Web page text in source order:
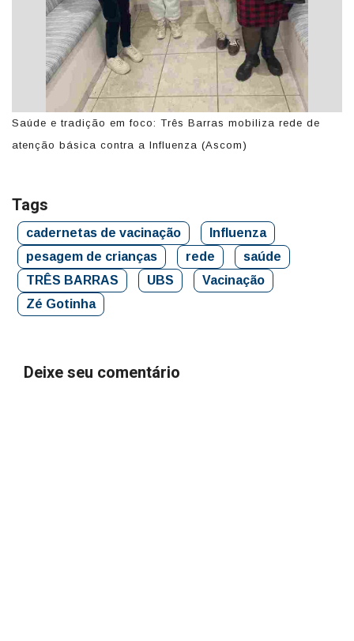
Saúde e tradição em foco: Três Barras mobiliza rede de
atenção básica contra a Influenza (Ascom)
Tags
cadernetas de vacinação
Influenza
pesagem de crianças
rede
saúde
TRÊS BARRAS
UBS
Vacinação
Zé Gotinha
Deixe seu comentário